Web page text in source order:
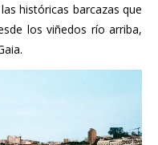
históricas barcazas que
los viñedos río arriba,